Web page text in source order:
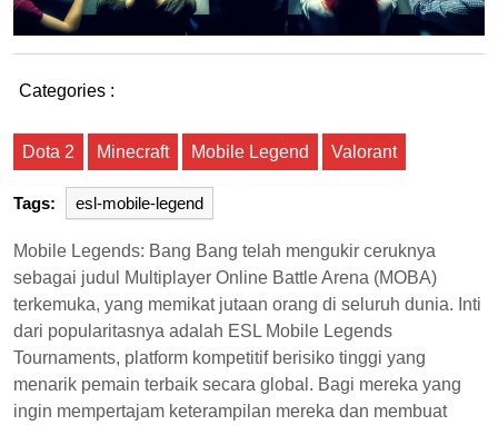
Categories :
Dota 2 Minecraft Mobile Legend Valorant
Tags: esl-mobile-legend
Mobile Legends: Bang Bang telah mengukir ceruknya
sebagai judul Multiplayer Online Battle Arena (MOBA)
terkemuka, yang memikat jutaan orang di seluruh dunia. Inti
dari popularitasnya adalah ESL Mobile Legends
Tournaments, platform kompetitif berisiko tinggi yang
menarik pemain terbaik secara global. Bagi mereka yang
ingin mempertajam keterampilan mereka dan membuat